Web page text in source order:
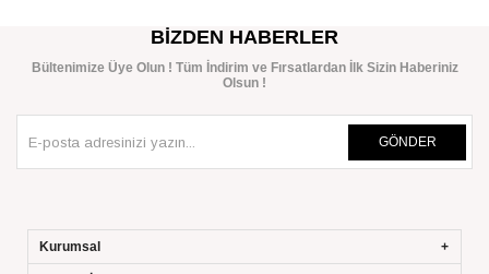
BIZDEN HABERLER
Bültenimize Üye Olun ! Tüm İndirim ve Fırsatlardan İlk Sizin Haberiniz
Olsun !
GÖNDER
Kurumsal